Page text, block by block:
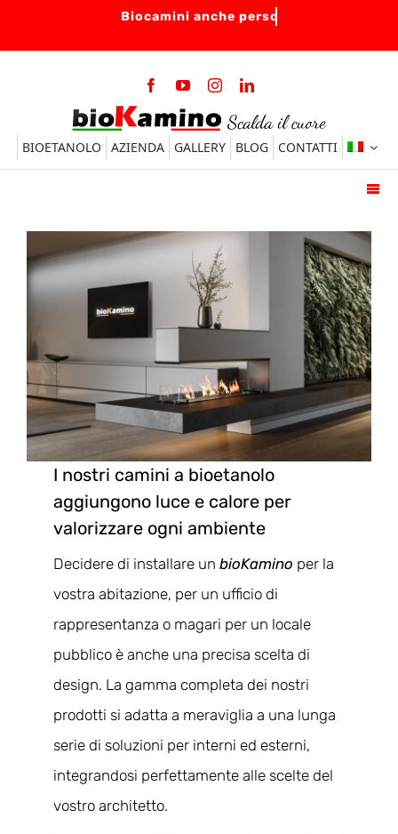
contenuto
BIOETANOLO AZIENDA GALLERY BLOG CONTATTI
BIOCAMINI
BRUCIATORI
ACCESSORI
FAQ
INFO
VIDEO
I nostri camini a bioetanolo
aggiungono luce e calore per
valorizzare ogni ambiente
Decidere di installare un bioKamino per la
vostra abitazione, per un ufficio di
rappresentanza o magari per un locale
pubblico è anche una precisa scelta di
design. La gamma completa dei nostri
prodotti si adatta a meraviglia a una lunga
serie di soluzioni per interni ed esterni,
integrandosi perfettamente alle scelte del
vostro architetto.